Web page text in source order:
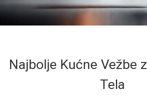
Najbolje Kućne Vežbe
Tela